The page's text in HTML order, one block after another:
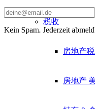
税收
房地产
房地产
Kein Spam. Jederzeit